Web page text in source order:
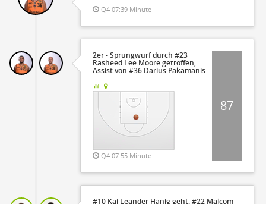
Q4 07:39 Minute
2er - Sprungwurf durch #23
Rasheed Lee Moore getroffen,
Assist von #36 Darius Pakamanis
Q4 07:55 Minute
87
#10 Kai Leander Hänig geht, #22 Malcom